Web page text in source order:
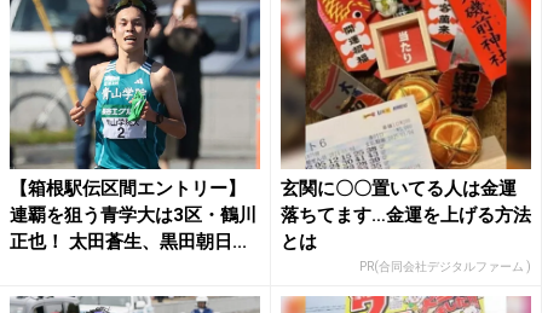
【箱根駅伝区間エントリー】
連覇を狙う青学大は3区・鶴川
正也！ 太田蒼生、黒田朝日...
玄関に〇〇置いてる人は金運
落ちてます…金運を上げる方法
とは
PR(合同会社デジタルファーム )